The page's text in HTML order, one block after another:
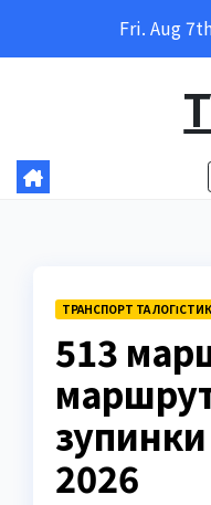
Fri. Aug
ТРАНСПОРТ ТА
513
2026